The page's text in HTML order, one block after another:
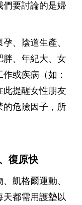
們要討論的是婦
、陰道生產、
胖、年紀大、女
或疾病（如：
此提醒女性朋友
的危險因子，所
復原快
凱格爾運動、
天都需用護墊以